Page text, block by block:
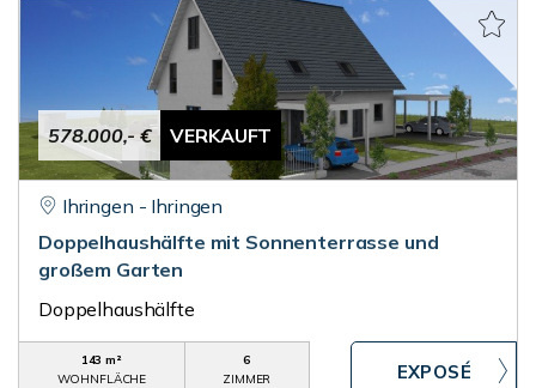
578.000,- € VERKAUFT
Ihringen - Ihringen
Doppelhaushälfte mit Sonnenterrasse und
großem Garten
Doppelhaushälfte
143 m²
WOHNFLÄCHE
6
ZIMMER